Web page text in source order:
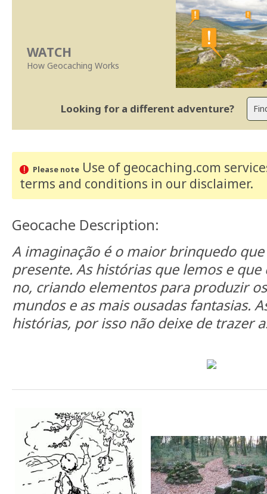
WATCH
How Geocaching Works
Looking for a different adventure?
Please noteUse of geocaching.com
terms and conditions in our disclaimer.
Geocache Description:
A imaginação é o maior brinquedo
presente. As histórias que lemos e
no, criando elementos para produzir
mundos e as mais ousadas fantasias.
histórias, por isso não deixe de trazer